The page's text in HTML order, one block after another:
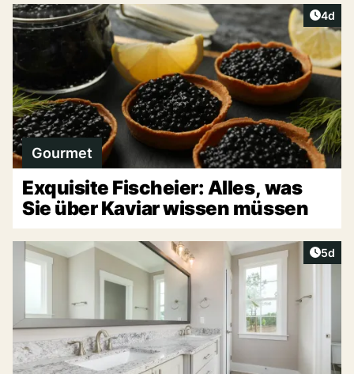
4d
Gourmet
Exquisite Fischeier: Alles, was
Sie über Kaviar wissen müssen
5d